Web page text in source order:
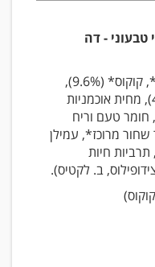
טבעוני - דה
מים, מיץ תפוחים מרוכז*, קוקוס* (9.6%),
חתיכות אוכמניות כחולות* (4.6%), מחית אוכמניות
חומר טעם וריח
שחור מרוכז*, עמילן
חיות
ב. לקטיס).